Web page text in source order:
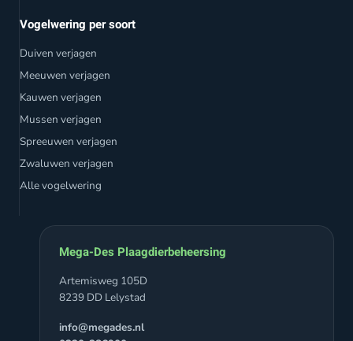
Vogelwering per soort
Duiven verjagen
Meeuwen verjagen
Kauwen verjagen
Mussen verjagen
Spreeuwen verjagen
Zwaluwen verjagen
Alle vogelwering
Mega-Des Plaagdierbeheersing
Artemisweg 105D
8239 DD Lelystad
info@megades.nl